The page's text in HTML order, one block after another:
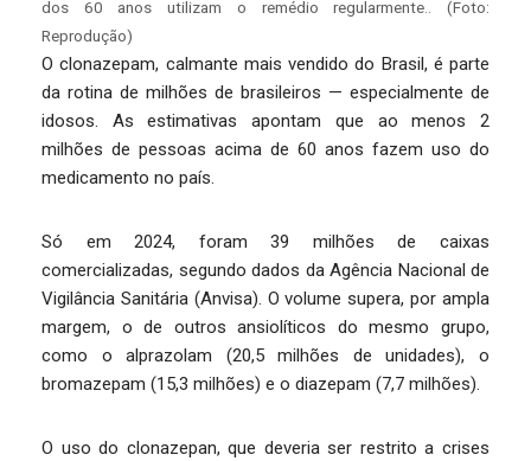
dos 60 anos utilizam o remédio regularmente.. (Foto:
Reprodução)
O clonazepam, calmante mais vendido do Brasil, é parte
da rotina de milhões de brasileiros — especialmente de
idosos. As estimativas apontam que ao menos 2
milhões de pessoas acima de 60 anos fazem uso do
medicamento no país.
Só em 2024, foram 39 milhões de caixas
comercializadas, segundo dados da Agência Nacional de
Vigilância Sanitária (Anvisa). O volume supera, por ampla
margem, o de outros ansiolíticos do mesmo grupo,
como o alprazolam (20,5 milhões de unidades), o
bromazepam (15,3 milhões) e o diazepam (7,7 milhões).
O uso do clonazepan, que deveria ser restrito a crises